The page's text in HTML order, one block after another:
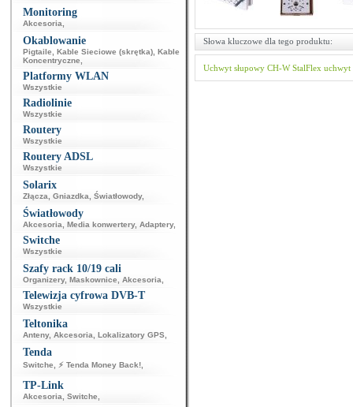
Monitoring
Akcesoria
Okablowanie
Pigtaile Kable Sieciowe (skrętka) Kable
Koncentryczne
Platformy WLAN
Wszystkie
Radiolinie
Wszystkie
Routery
Wszystkie
Routery ADSL
Wszystkie
Solarix
Złącza Gniazdka Światłowody,
Światłowody
Akcesoria Media konwertery, Adaptery,
Switche
Wszystkie
Szafy rack 10/19 cali
Organizery, Maskownice Akcesoria
Telewizja cyfrowa DVB-T
Wszystkie
Teltonika
Anteny, Akcesoria Lokalizatory GPS
Tenda
Switche ⚡ Tenda Money Back!
TP-Link
Akcesoria Switche
Słowa kluczowe dla tego produktu:
Uchwyt słupowy CH-W StalFlex uchwyt